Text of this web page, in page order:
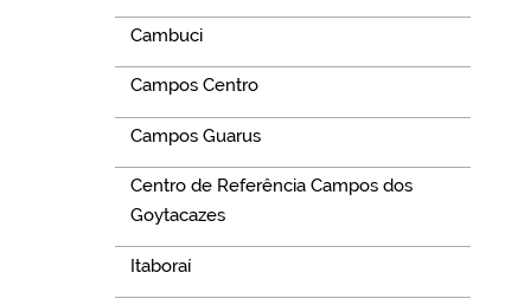
Cambuci
Campos Centro
Campos Guarus
Centro de Referência Campos dos
Goytacazes
Itaboraí